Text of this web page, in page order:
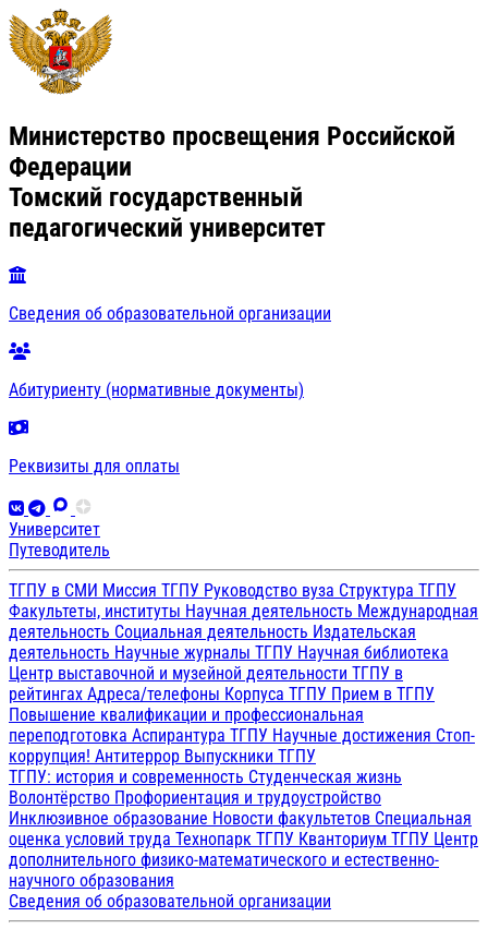
Министерство просвещения Российской
Федерации
Томский государственный
педагогический университет
Сведения об образовательной организации
Абитуриенту (нормативные документы)
Реквизиты для оплаты
Университет
Путеводитель
ТГПУ в СМИ Миссия ТГПУ Руководство вуза Структура ТГПУ
Факультеты, институты Научная деятельность Международная
деятельность Социальная деятельность Издательская
деятельность Научные журналы ТГПУ Научная библиотека
Центр выставочной и музейной деятельности ТГПУ в
рейтингах Адреса/телефоны Корпуса ТГПУ Прием в ТГПУ
Повышение квалификации и профессиональная
переподготовка Аспирантура ТГПУ Научные достижения Стоп-
коррупция! Антитеррор Выпускники ТГПУ
ТГПУ: история и современность Студенческая жизнь
Волонтёрство Профориентация и трудоустройство
Инклюзивное образование Новости факультетов Специальная
оценка условий труда Технопарк ТГПУ Кванториум ТГПУ Центр
дополнительного физико-математического и естественно-
научного образования
Сведения об образовательной организации